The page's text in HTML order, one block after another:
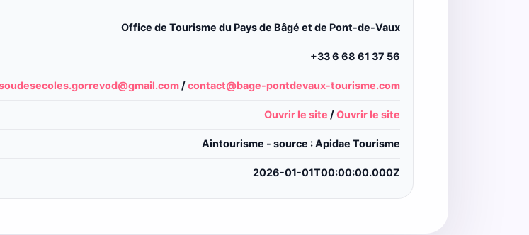
Office de Tourisme du Pays de Bâgé et de Pont-de-Vaux
+33 6 68 61 37 56
/contact@bage-pontdevaux-tourisme.com
Ouvrir le site /Ouvrir le site
Aintourisme - source : Apidae Tourisme
2026-01-01T00:00:00.000Z